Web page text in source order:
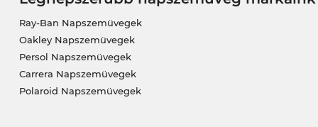
Ray-Ban Napszemüvegek
Oakley Napszemüvegek
Persol Napszemüvegek
Carrera Napszemüvegek
Polaroid Napszemüvegek